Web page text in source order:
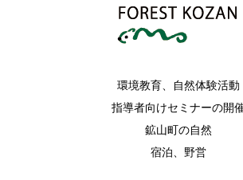
環境教育、自然体験活動
指導者向けセミナーの開
鉱山町の自然
宿泊、野営